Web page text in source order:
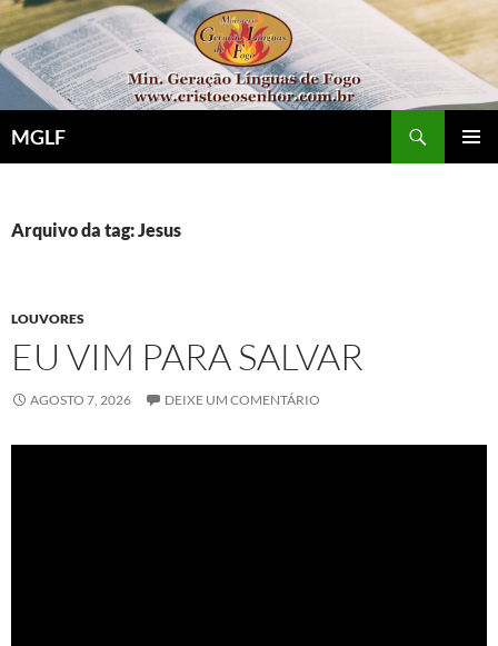
Pular
para
o
conteúdo
MGLF
Arquivo da tag: Jesus
LOUVORES
EU VIM PARA SALVAR
AGOSTO 7, 2026 DEIXE UM COMENTÁRIO